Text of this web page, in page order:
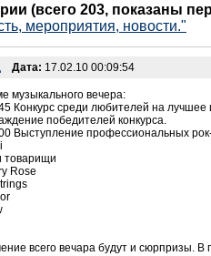
(всего 203, показаны
мероприятия, новости."
Дата: 17.02.10 00:09:54
музыкального вечера:
Конкурс среди любителей на
победителей конкурса.
Выступление профессиональных
Rose
всего вечара будут и сюрпризы.